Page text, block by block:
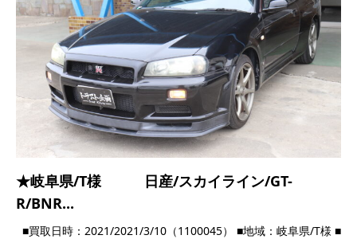
★岐阜県/T様 日産/スカイライン/GT-
R/BNR...
■買取日時：2021/2021/3/10（1100045） ■地域：岐阜県/T様 ■